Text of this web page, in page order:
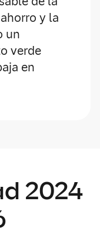
y la
un
verde
en
2024